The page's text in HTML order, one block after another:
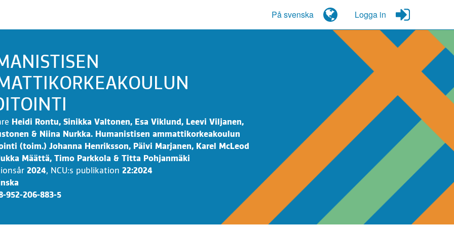
På svenska Logga in
Heidi Rontu, Sinikka Valtonen, Esa Viklund, Leevi Viljanen,
& Niina Nurkka. Humanistisen ammattikorkeakoulun
(toim.) Johanna Henriksson, Päivi Marjanen, Karel McLeod
Määttä, Timo Parkkola & Titta Pohjanmäki
2024, NCU:s publikation 22:2024
952-206-883-5